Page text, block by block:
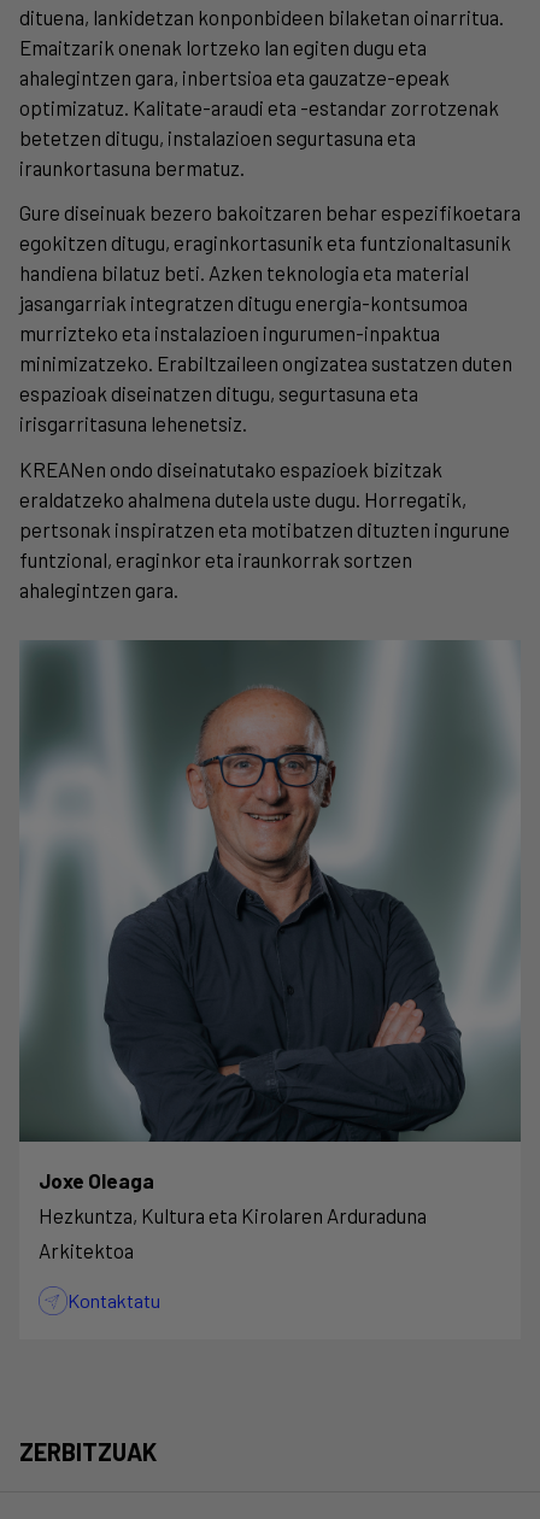
dituena, lankidetzan konponbideen bilaketan oinarritua.
Emaitzarik onenak lortzeko lan egiten dugu eta
ahalegintzen gara, inbertsioa eta gauzatze-epeak
optimizatuz. Kalitate-araudi eta -estandar zorrotzenak
betetzen ditugu, instalazioen segurtasuna eta
iraunkortasuna bermatuz.
Gure diseinuak bezero bakoitzaren behar espezifikoetara
egokitzen ditugu, eraginkortasunik eta funtzionaltasunik
handiena bilatuz beti. Azken teknologia eta material
jasangarriak integratzen ditugu energia-kontsumoa
murrizteko eta instalazioen ingurumen-inpaktua
minimizatzeko. Erabiltzaileen ongizatea sustatzen duten
espazioak diseinatzen ditugu, segurtasuna eta
irisgarritasuna lehenetsiz.
KREANen ondo diseinatutako espazioek bizitzak
eraldatzeko ahalmena dutela uste dugu. Horregatik,
pertsonak inspiratzen eta motibatzen dituzten ingurune
funtzional, eraginkor eta iraunkorrak sortzen
ahalegintzen gara.
Joxe Oleaga
Hezkuntza, Kultura eta Kirolaren Arduraduna
Arkitektoa
Kontaktatu
ZERBITZUAK